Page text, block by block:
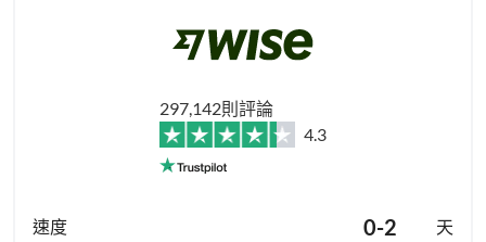
297,142則評論
4.3
0-2 天